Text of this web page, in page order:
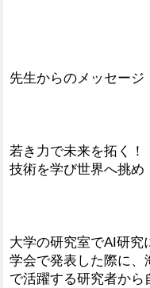
先生からのメッセージ
若き力で未来を拓く！
技術を学び世界へ挑め
大学の研究室でAI研究
学会で発表した際に、
で活躍する研究者か